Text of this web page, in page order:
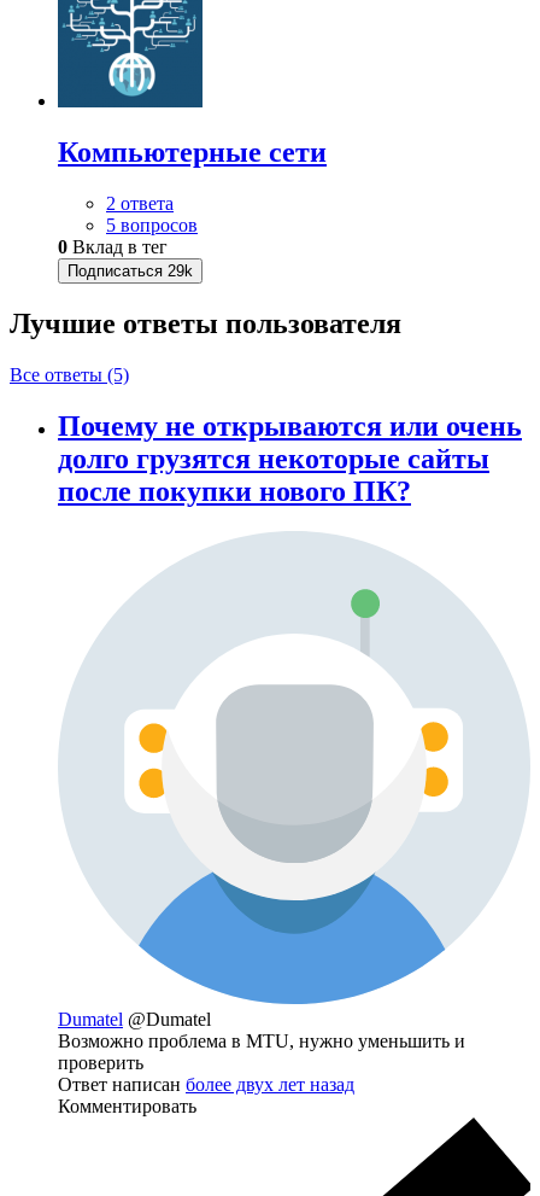
Компьютерные сети
2 ответа
5 вопросов
0 Вклад в тег
Подписаться 29k
Лучшие ответы пользователя
Все ответы (5)
Почему не открываются или очень
долго грузятся некоторые сайты
после покупки нового ПК?
Dumatel @Dumatel
Возможно проблема в MTU, нужно уменьшить и
проверить
Ответ написан более двух лет назад
Комментировать